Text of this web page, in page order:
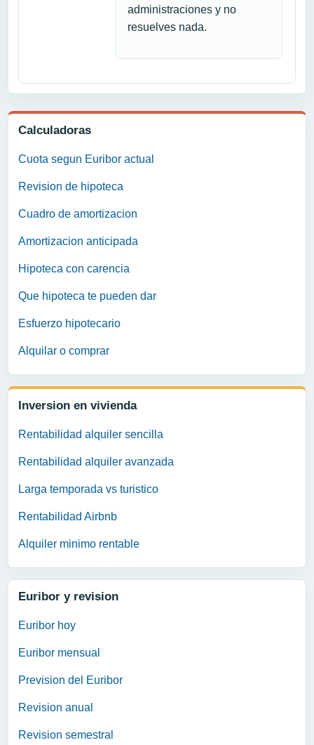
Calculadoras
Cuota segun Euribor actual
Revision de hipoteca
Cuadro de amortizacion
Amortizacion anticipada
Hipoteca con carencia
Que hipoteca te pueden dar
Esfuerzo hipotecario
Alquilar o comprar
Inversion en vivienda
Rentabilidad alquiler sencilla
Rentabilidad alquiler avanzada
Larga temporada vs turistico
Rentabilidad Airbnb
Alquiler minimo rentable
Euribor y revision
Euribor hoy
Euribor mensual
Prevision del Euribor
Revision anual
Revision semestral
administraciones y no
resuelves nada.